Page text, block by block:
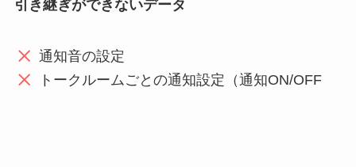
引き継ぎができないデータ
通知音の設定
トークルームごとの通知設定（通知ON/OFF